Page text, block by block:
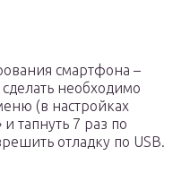
смартфона –
необходимо
(в настройках
тапнуть 7 раз по
отладку по USB.